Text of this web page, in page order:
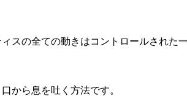
スの全ての動きはコントロールされた
から息を吐く方法です。